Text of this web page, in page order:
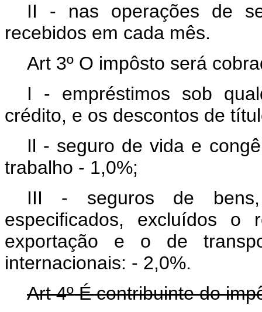
II - nas operações de
recebidos em cada mês.
Art 3º O impôsto será
I - empréstimos sob
crédito, e os descontos de
Il - seguro de vida e
trabalho - 1,0%;
III - seguros de
especificados, excluídos
exportação e o de
internacionais: - 2,0%.
Art 4º É contribuinte do